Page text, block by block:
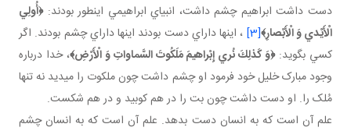
دست داشت ابراهيم چشم داشت، انبياي ابراهيمي اين طور بودند:﴿أُولِي
الْأَيْدي وَ الْأَبْصارِ﴾[3]
، اينها داراي دست بودند اينها داراي چشم بودند. اگر
کسي بگويد:﴿وَ كَذلِكَ نُري إِبْراهيمَ مَلَكُوتَ السَّماواتِ وَ الْأَرْضِ‏﴾، خدا درباره
وجود مبارک خليل خود فرمود او چشم داشت چون ملکوت را مي ديد نه تنها
مُلک را. او دست داشت چون بت را در هم کوبيد و در هم شکست.
علم آن است که به انسان دست بدهد. علم آن است که به انسان چشم